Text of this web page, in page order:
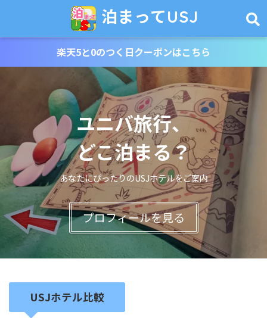
泊まってUSJ
楽天5と0のつく日クーポンはこちら
ユニバ旅行、
どこ泊まる？
あなたにぴったりのUSJホテルをご案内
プロフィールを見る
USJホテル比較